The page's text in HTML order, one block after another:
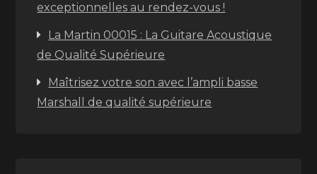
exceptionnelles au rendez-vous !
La Martin 00015 : La Guitare Acoustique
de Qualité Supérieure
Maîtrisez votre son avec l’ampli basse
Marshall de qualité supérieure